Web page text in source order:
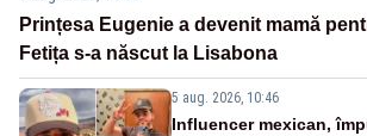
Prințesa Eugenie a devenit mamă
Fetița s-a născut la Lisabona
5 aug. 2026, 10:46
Influencer mexican,